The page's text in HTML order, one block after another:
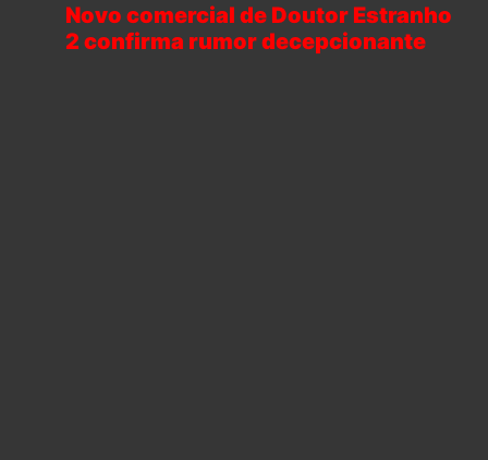
Novo comercial de Doutor Estranho
2 confirma rumor decepcionante